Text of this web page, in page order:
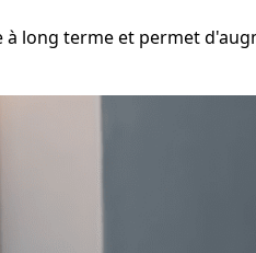
long terme et permet